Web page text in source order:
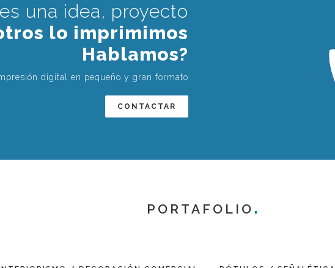
una idea, proyecto
lo imprimimos
Hablamos?
digital en pequeño y gran formato
CONTACTAR
PORTAFOLIO